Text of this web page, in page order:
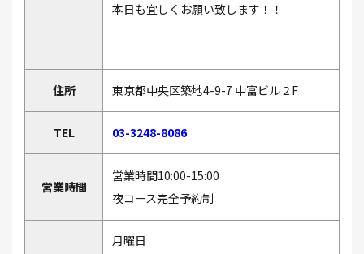
本日も宜しくお願い致します！！
住所 ​東京都中央区築地4-9-7 中富ビル２F
TEL 03-3248-8086
営業時間
営業時間10:00-15:00
夜コース完全予約制
月曜日